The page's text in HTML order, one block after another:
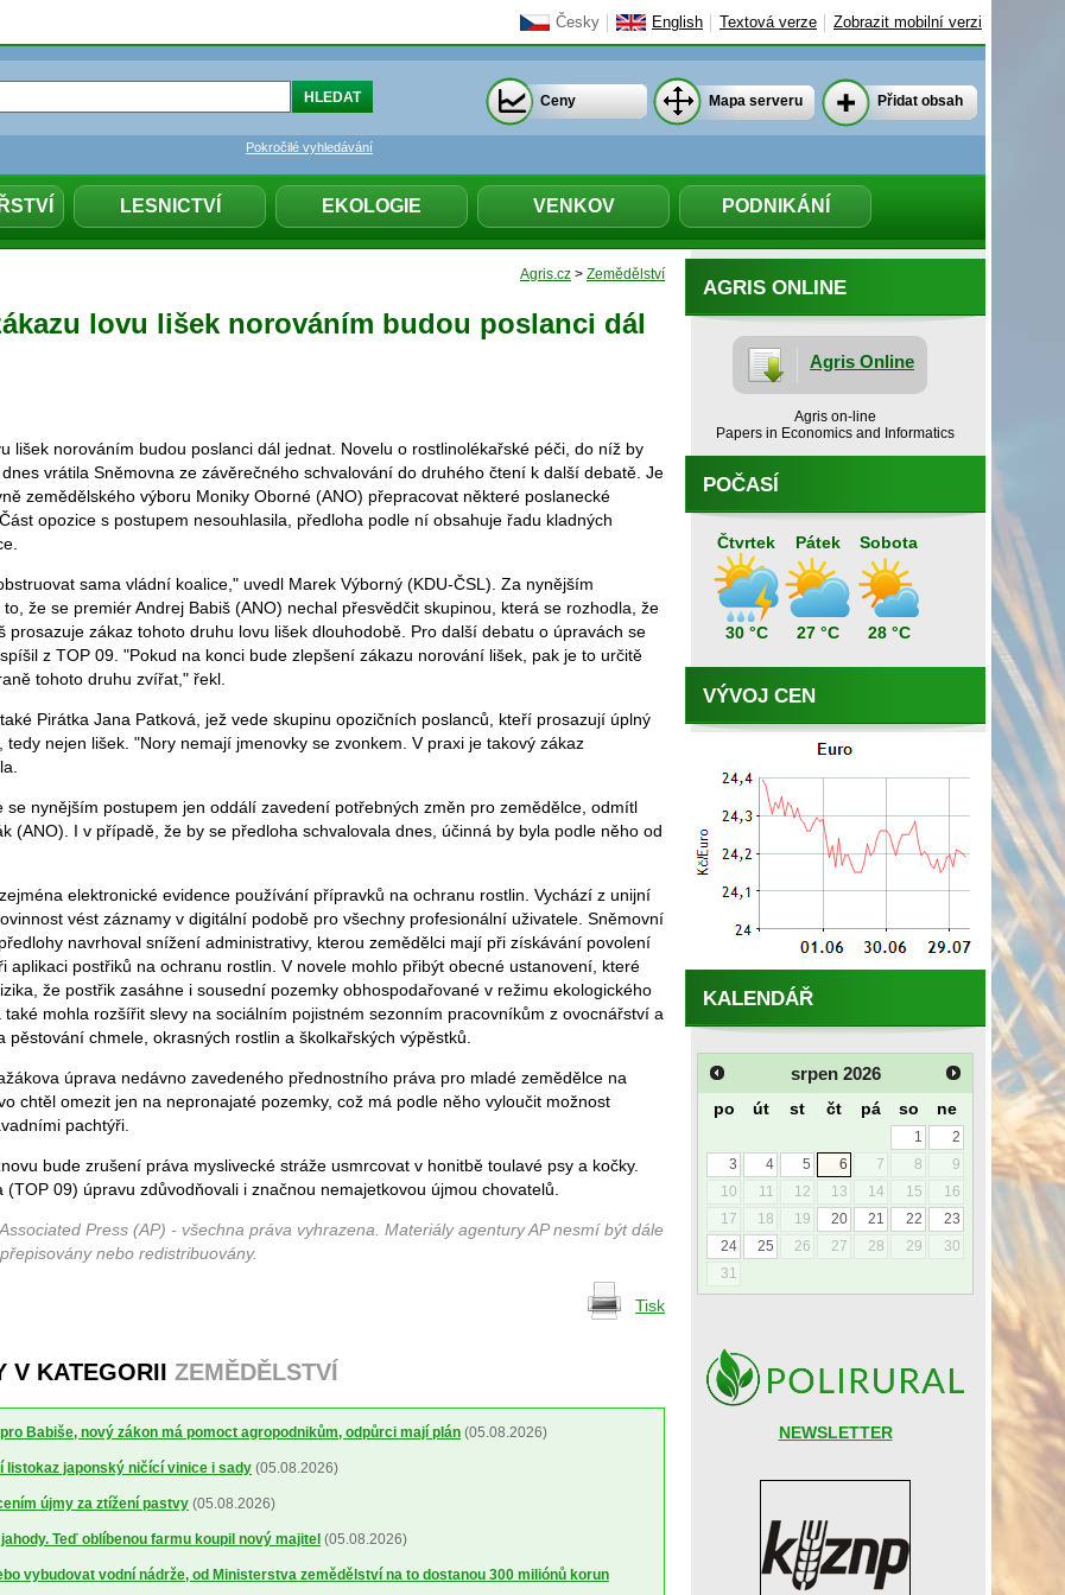
Česky English Textová verze Zobrazit mobilní verzi
LESNICTVÍ EKOLOGIE VENKOV PODNIKÁNÍ
Pokročilé vyhledávání
Ceny Mapa serveru Přidat obsah
Agris.cz > Zemědělství
lovu lišek norováním budou poslanci dál
lišek norováním budou poslanci dál jednat. Novelu o rostlinolékařské péči, do níž by
vrátila Sněmovna ze závěrečného schvalování do druhého čtení k další debatě. Je
zemědělského výboru Moniky Oborné (ANO) přepracovat některé poslanecké
opozice s postupem nesouhlasila, předloha podle ní obsahuje řadu kladných
sama vládní koalice," uvedl Marek Výborný (KDU-ČSL). Za nynějším
že se premiér Andrej Babiš (ANO) nechal přesvědčit skupinou, která se rozhodla, že
prosazuje zákaz tohoto druhu lovu lišek dlouhodobě. Pro další debatu o úpravách se
z TOP 09. "Pokud na konci bude zlepšení zákazu norování lišek, pak je to určitě
tohoto druhu zvířat," řekl.
Pirátka Jana Patková, jež vede skupinu opozičních poslanců, kteří prosazují úplný
tedy nejen lišek. "Nory nemají jmenovky se zvonkem. V praxi je takový zákaz
se nynějším postupem jen oddálí zavedení potřebných změn pro zemědělce, odmítl
(ANO). I v případě, že by se předloha schvalovala dnes, účinná by byla podle něho od
elektronické evidence používání přípravků na ochranu rostlin. Vychází z unijní
vést záznamy v digitální podobě pro všechny profesionální uživatele. Sněmovní
navrhoval snížení administrativy, kterou zemědělci mají při získávání povolení
aplikaci postřiků na ochranu rostlin. V novele mohlo přibýt obecné ustanovení, které
že postřik zasáhne i sousední pozemky obhospodařované v režimu ekologického
mohla rozšířit slevy na sociálním pojistném sezonním pracovníkům z ovocnářství a
pěstování chmele, okrasných rostlin a školkařských výpěstků.
úprava nedávno zavedeného přednostního práva pro mladé zemědělce na
chtěl omezit jen na nepronajaté pozemky, což má podle něho vyloučit možnost
pachtýři.
bude zrušení práva myslivecké stráže usmrcovat v honitbě toulavé psy a kočky.
(TOP 09) úpravu zdůvodňovali i značnou nemajetkovou újmou chovatelů.
Press (AP) - všechna práva vyhrazena. Materiály agentury AP nesmí být dále
nebo redistribuovány.
Tisk
V KATEGORII ZEMĚDĚLSTVÍ
Babiše, nový zákon má pomoct agropodnikům, odpůrci mají plán (05.08.2026)
listokaz japonský ničící vinice i sady (05.08.2026)
újmy za ztížení pastvy (05.08.2026)
Teď oblíbenou farmu koupil nový majitel (05.08.2026)
vybudovat vodní nádrže, od Ministerstva zemědělství na to dostanou 300 miliónů korun
AGRIS ONLINE
Agris Online
Agris on-line
Papers in Economics and Informatics
POČASÍ
Čtvrtek
30 °C
Pátek
27 °C
Sobota
28 °C
VÝVOJ CEN
KALENDÁŘ
srpen 2026
po út st čt pá so ne
1
2
3
4 5 6 7 8
9
10
11 12 13 14 15
16
17
18 19 20 21 22
23
24
25 26 27 28 29
30
31
NEWSLETTER